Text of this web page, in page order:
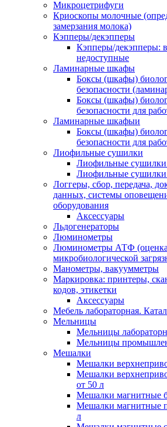
Микроцетрифуги
Криоскопы молочные
замерзания молока)
Кэпперы/декэпперы
Кэпперы/декэпперы:
недоступные
Ламинарные шкафы
Боксы (шкафы)
безопасности
Боксы (шкафы)
безопасности для
Ламинарные шкафыи
Боксы (шкафы)
безопасности для
Лиофильные сушилки
Лиофильные сушилки
Лиофильные
Логгеры, сбор, передача,
данных, системы
оборудования
Аксессуары
Льдогенераторы
Люминометры
Люминометры АТФ (оценка
микробиологической
Манометры, вакуумметры
Маркировка: принтеры,
кодов, этикетки
Аксессуары
Мебель лабораторная.
Мельницы
Мельницы
Мельницы
Мешалки
Мешалки
Мешалки
от 50 л
Мешалки магнитные
Мешалки магнитные
л